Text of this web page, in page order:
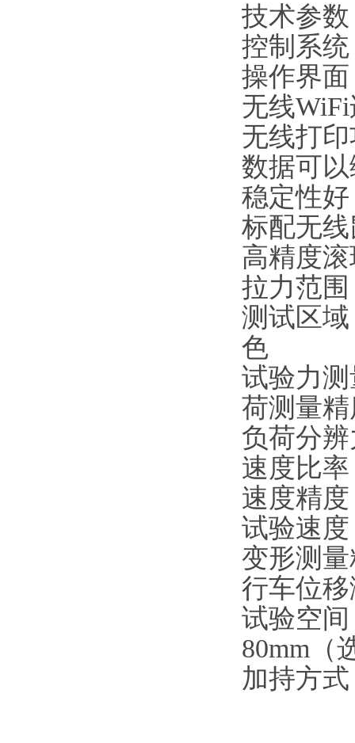
技术参
控制系
操作界
无线WiFi
无线打
数据可
稳定性
标配无
高精度
拉力范
测试区
色
试验力
荷测量
负荷分
速度比
速度精
试验速
变形测
行车位
试验空
80mm （
加持方